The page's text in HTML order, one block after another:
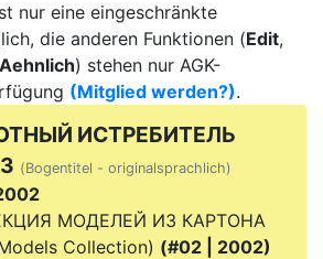
nur eine eingeschränkte
die anderen Funktionen (Edit,
Aehnlich) stehen nur AGK-
(Mitglied werden?).
ИСТРЕБИТЕЛЬ
(Bogentitel - originalsprachlich)
МОДЕЛЕЙ ИЗ КАРТОНА
Collection) (#02 | 2002)